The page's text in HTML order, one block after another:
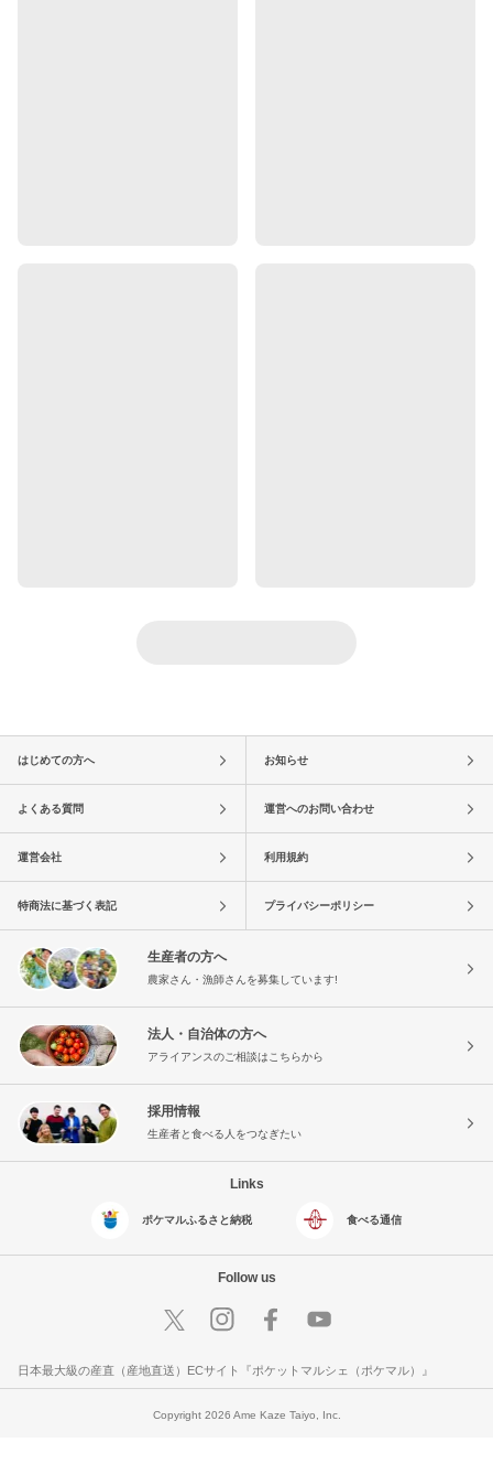
はじめての方へ お知らせ
よくある質問 運営へのお問い合わせ
運営会社 利用規約
特商法に基づく表記 プライバシーポリシー
生産者の方へ
農家さん・漁師さんを募集しています!
法人・自治体の方へ
アライアンスのご相談はこちらから
採用情報
生産者と食べる人をつなぎたい
Links
ポケマルふるさと納税 食べる通信
Follow us
日本最大級の産直（産地直送）ECサイト『ポケットマルシェ（ポケマル）』
Copyright 2026 Ame Kaze Taiyo, Inc.